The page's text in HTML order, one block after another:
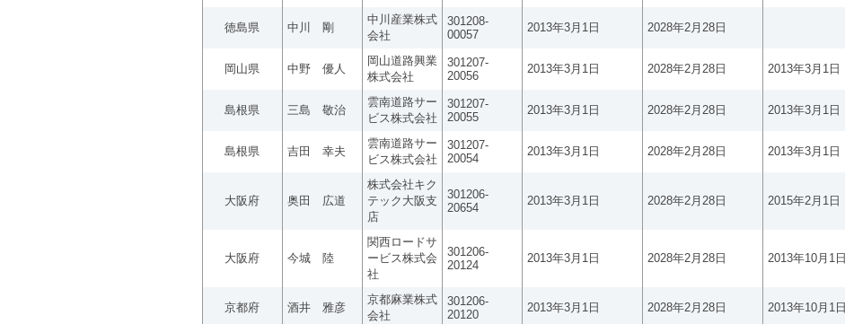
徳島県 中川 剛
中川産業株式
会社
301208-
00057
2013年3月1日 2028年2月28日
岡山県 中野 優人
岡山道路興業
株式会社
301207-
20056
2013年3月1日 2028年2月28日 2013年3月1日
島根県 三島 敬治
雲南道路サー
ビス株式会社
301207-
20055
2013年3月1日 2028年2月28日 2013年3月1日
島根県 吉田 幸夫
雲南道路サー
ビス株式会社
301207-
20054
2013年3月1日 2028年2月28日 2013年3月1日
大阪府 奥田 広道
株式会社キク
テック大阪支
店
301206-
20654
2013年3月1日 2028年2月28日 2015年2月1日
大阪府 今城 陸
関西ロードサ
ービス株式会
社
301206-
20124
2013年3月1日 2028年2月28日 2013年10月1日
京都府 酒井 雅彦
京都麻業株式
会社
301206-
20120
2013年3月1日 2028年2月28日 2013年10月1日